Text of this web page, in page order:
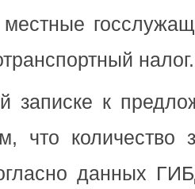
налог.
записке к
что количество
данных